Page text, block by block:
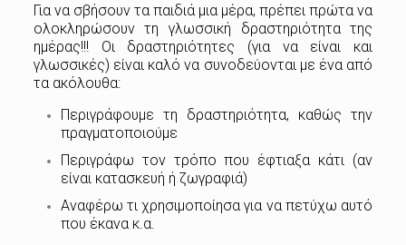
Για να σβήσουν τα παιδιά μια μέρα, πρέπει πρώτα να
ολοκληρώσουν τη γλωσσική δραστηριότητα της
ημέρας!!! Οι δραστηριότητες (για να είναι και
γλωσσικές) είναι καλό να συνοδεύονται με ένα από
τα ακόλουθα:
Περιγράφουμε τη δραστηριότητα, καθώς την
πραγματοποιούμε
Περιγράφω τον τρόπο που έφτιαξα κάτι (αν
είναι κατασκευή ή ζωγραφιά)
Αναφέρω τι χρησιμοποίησα για να πετύχω αυτό
που έκανα κ.α.